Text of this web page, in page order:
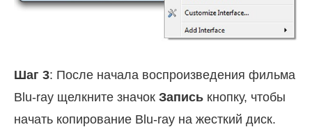
Шаг 3: После начала воспроизведения фильма
Blu-ray щелкните значок Запись кнопку, чтобы
начать копирование Blu-ray на жесткий диск.